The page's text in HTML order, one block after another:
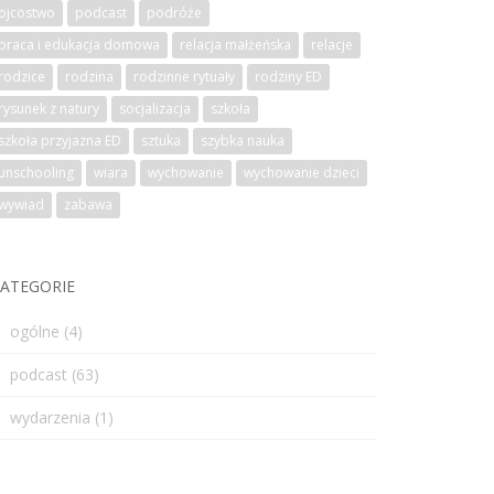
podcast
podróże
i edukacja domowa
relacja małżeńska
relacje
rodzina rodzinne rytuały
rodziny ED
z natury
socjalizacja
szkoła
przyjazna ED
sztuka
szybka nauka
wiara wychowanie
wychowanie dzieci
zabawa
ogólne (4)
podcast (63)
wydarzenia (1)